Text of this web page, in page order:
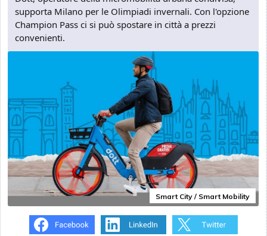
supporta Milano per le Olimpiadi invernali. Con l'opzione
Champion Pass ci si può spostare in città a prezzi
convenienti.
Smart City / Smart Mobility